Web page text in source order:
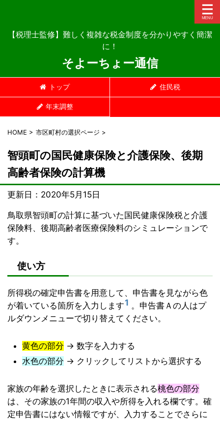
【税理士監修】難しく複雑な税金制度を分かりやすく簡潔
に！
そよーちょー通信
トップ 住民税
年末調整
HOME > 市区町村の選択ページ >
智頭町の国民健康保険と介護保険、後期
高齢者保険の計算機
更新日： 2020年5月15日
鳥取県智頭町の計算に基づいた国民健康保険税と介護
保険料、後期高齢者医療保険料のシミュレーションで
す。
使い方
所得税の確定申告書を用意して、申告書を見ながら色
が着いている箇所を入力します1 。申告書Ａの人はプ
ルダウンメニューで切り替えてください。
黄色の部分 → 数字を入力する
水色の部分 → クリックしてリストから選択する
家族の年齢を選択したときに表示される桃色の部分
は、その家族の1年間の収入や所得を入れる欄です。確
定申告書にはない情報ですが、入力することでさらに